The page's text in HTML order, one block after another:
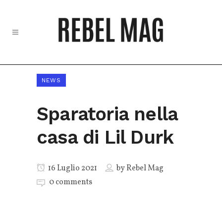
NEWS
Sparatoria nella
casa di Lil Durk
16 Luglio 2021 byRebel Mag
0 comments